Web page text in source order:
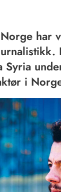
har
Syria
i